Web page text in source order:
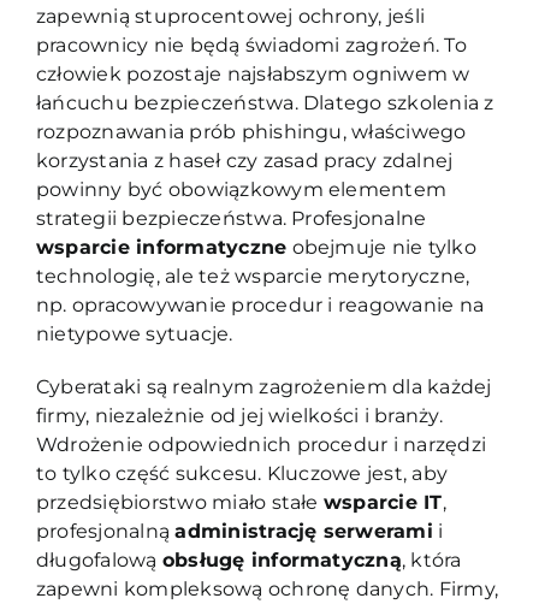
zapewnią stuprocentowej ochrony, jeśli
pracownicy nie będą świadomi zagrożeń. To
człowiek pozostaje najsłabszym ogniwem w
łańcuchu bezpieczeństwa. Dlatego szkolenia z
rozpoznawania prób phishingu, właściwego
korzystania z haseł czy zasad pracy zdalnej
powinny być obowiązkowym elementem
strategii bezpieczeństwa. Profesjonalne
wsparcie informatyczne obejmuje nie tylko
technologię, ale też wsparcie merytoryczne,
np. opracowywanie procedur i reagowanie na
nietypowe sytuacje.
Cyberataki są realnym zagrożeniem dla każdej
firmy, niezależnie od jej wielkości i branży.
Wdrożenie odpowiednich procedur i narzędzi
to tylko część sukcesu. Kluczowe jest, aby
przedsiębiorstwo miało stałe wsparcie IT,
profesjonalnąadministrację serwerami i
długofalową obsługę informatyczną, która
zapewni kompleksową ochronę danych. Firmy,